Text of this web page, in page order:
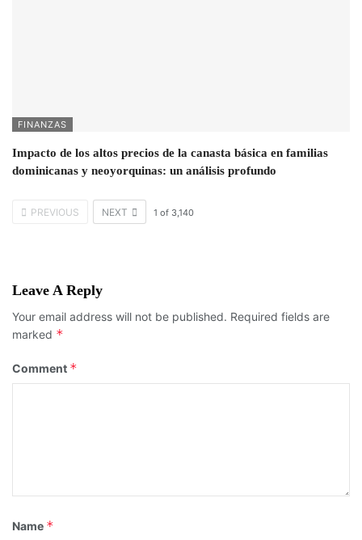
FINANZAS
Impacto de los altos precios de la canasta básica en familias
dominicanas y neoyorquinas: un análisis profundo
PREVIOUS NEXT 1 of 3,140
Leave A Reply
Your email address will not be published. Required fields are
marked *
Comment *
Name *